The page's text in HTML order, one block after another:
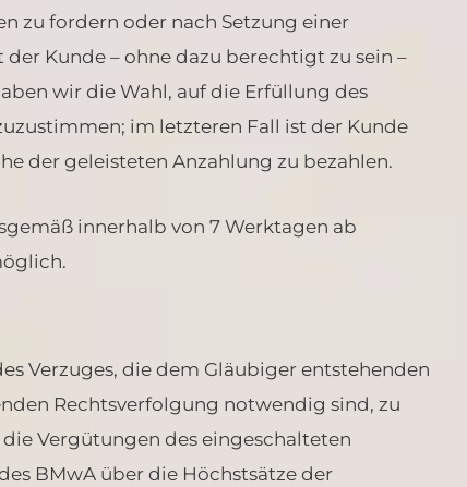
zu fordern oder nach Setzung einer
Kunde – ohne dazu berechtigt zu sein –
wir die Wahl, auf die Erfüllung des
im letzteren Fall ist der Kunde
der geleisteten Anzahlung zu bezahlen.
innerhalb von 7 Werktagen ab
Verzuges, die dem Gläubiger entstehenden
Rechtsverfolgung notwendig sind, zu
Vergütungen des eingeschalteten
BMwA über die Höchstsätze der